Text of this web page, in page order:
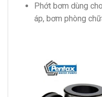
Phớt bơm dùng
áp, bơm phòng